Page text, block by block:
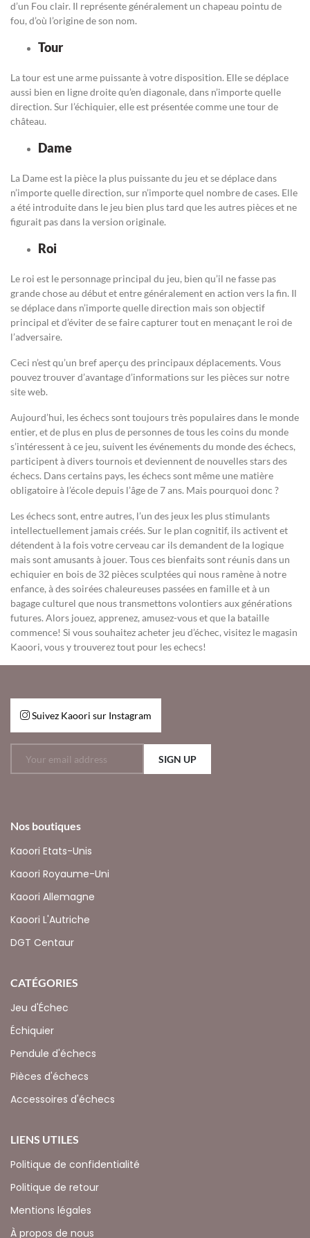
d’un Fou clair. Il représente généralement un chapeau pointu de
fou, d’où l’origine de son nom.
Tour
La tour est une arme puissante à votre disposition. Elle se déplace
aussi bien en ligne droite qu’en diagonale, dans n’importe quelle
direction. Sur l’échiquier, elle est présentée comme une tour de
château.
Dame
La Dame est la pièce la plus puissante du jeu et se déplace dans
n’importe quelle direction, sur n’importe quel nombre de cases. Elle
a été introduite dans le jeu bien plus tard que les autres pièces et ne
figurait pas dans la version originale.
Roi
Le roi est le personnage principal du jeu, bien qu’il ne fasse pas
grande chose au début et entre généralement en action vers la fin. Il
se déplace dans n’importe quelle direction mais son objectif
principal et d’éviter de se faire capturer tout en menaçant le roi de
l’adversaire.
Ceci n’est qu’un bref aperçu des principaux déplacements. Vous
pouvez trouver d’avantage d’informations sur les pièces sur notre
site web.
Aujourd’hui, les échecs sont toujours très populaires dans le monde
entier, et de plus en plus de personnes de tous les coins du monde
s’intéressent à ce jeu, suivent les événements du monde des échecs,
participent à divers tournois et deviennent de nouvelles stars des
échecs. Dans certains pays, les échecs sont même une matière
obligatoire à l’école depuis l’âge de 7 ans. Mais pourquoi donc ?
Les échecs sont, entre autres, l’un des jeux les plus stimulants
intellectuellement jamais créés. Sur le plan cognitif, ils activent et
détendent à la fois votre cerveau car ils demandent de la logique
mais sont amusants à jouer. Tous ces bienfaits sont réunis dans un
echiquier en bois de 32 pièces sculptées qui nous ramène à notre
enfance, à des soirées chaleureuses passées en famille et à un
bagage culturel que nous transmettons volontiers aux générations
futures. Alors jouez, apprenez, amusez-vous et que la bataille
commence! Si vous souhaitez acheter jeu d’échec, visitez le magasin
Kaoori, vous y trouverez tout pour les echecs!
Suivez Kaoori sur Instagram
SIGN UP
Nos boutiques
Kaoori Etats-Unis
Kaoori Royaume-Uni
Kaoori Allemagne
Kaoori L'Autriche
DGT Centaur
CATÉGORIES
Jeu d'Échec
Échiquier
Pendule d'échecs
Pièces d'échecs
Accessoires d'échecs
LIENS UTILES
Politique de confidentialité
Politique de retour
Mentions légales
À propos de nous